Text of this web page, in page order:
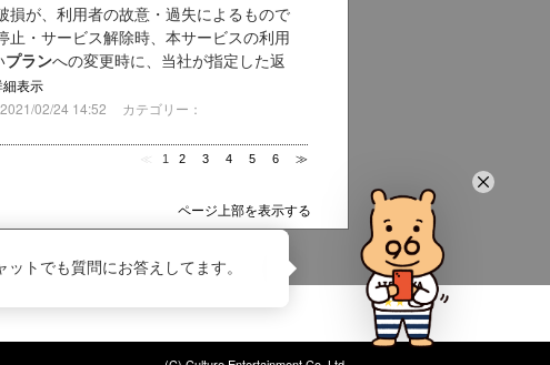
が、利用者の故意・過失によるもので
・サービス解除時、本サービスの利用
プランへの変更時に、当社が指定した返
細表示
02/24 14:52
カテゴリー：
1 2 3 4 5 6 ≫
ページ上部を表示する
ットでも質問にお答えしてます。